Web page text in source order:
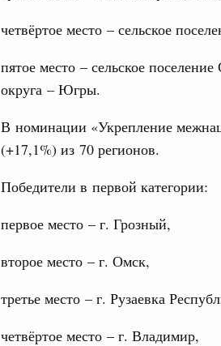
четвёртое место – сельское
пятое место – сельское
округа – Югры.
В номинации «Укрепление
(+17,1%) из 70 регионов.
Победители в первой категории:
первое место – г. Грозный,
второе место – г. Омск,
третье место – г. Рузаевка
четвёртое место – г. Владимир,